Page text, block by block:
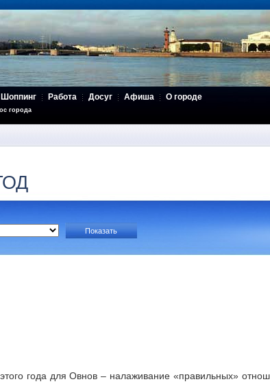
Шоппинг Работа Досуг Афиша О городе
города
года для Овнов – налаживание «правильных»